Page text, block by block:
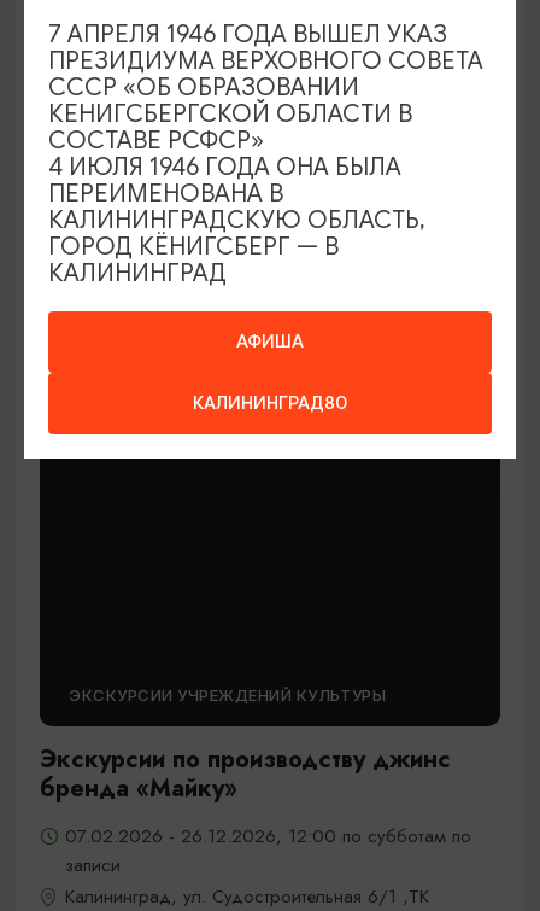
МАСТЕР-КЛАССЫ
Мастер-классы по керамике Елены
Бодяковой
Калининград, ул. Баранова, 45
ЭКСКУРСИИ УЧРЕЖДЕНИЙ КУЛЬТУРЫ
Экскурсии по производству джинс
бренда «Майку»
07.02.2026 - 26.12.2026, 12:00 по субботам по
записи
Калининград, ул. Судостроительная 6/1 ,ТК
АФИША
КАЛИНИНГРАД80
7 АПРЕЛЯ 1946 ГОДА ВЫШЕЛ УКАЗ
ПРЕЗИДИУМА ВЕРХОВНОГО СОВЕТА
СССР «ОБ ОБРАЗОВАНИИ
КЕНИГСБЕРГСКОЙ ОБЛАСТИ В
СОСТАВЕ РСФСР»
4 ИЮЛЯ 1946 ГОДА ОНА БЫЛА
ПЕРЕИМЕНОВАНА В
КАЛИНИНГРАДСКУЮ ОБЛАСТЬ,
ГОРОД КЁНИГСБЕРГ — В
КАЛИНИНГРАД